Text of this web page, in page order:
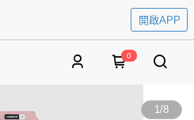
開啟APP
0
1/8